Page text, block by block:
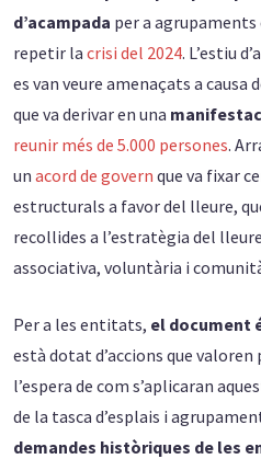
d’acampada per a
repetir la crisi del 2024. L’estiu
es van veure amenaçats a
que va derivar en una
reunir més de 5.000 persones.
un acord de govern que va fixar
estructurals a favor del lleure,
recollides a l’estratègia del
associativa, voluntària i
Per a les entitats, el document
està dotat d’accions que
l’espera de com s’aplicaran
de la tasca d’esplais i
demandes històriques de les